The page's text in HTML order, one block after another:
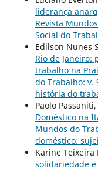
liderança
Revista
Social do
Edilson Nunes
Rio de Janeiro:
trabalho na
do Trabalho: v.
história do
Paolo Passaniti,
Doméstico na
Mundos do
doméstico:
Karine Teixeira
solidariedade